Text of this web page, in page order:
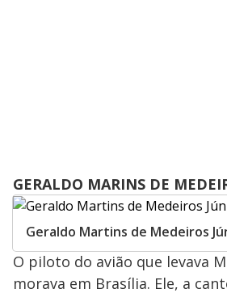
GERALDO MARINS DE
Geraldo Martins de Medeiros
O piloto do avião que levava
morava em Brasília. Ele, a